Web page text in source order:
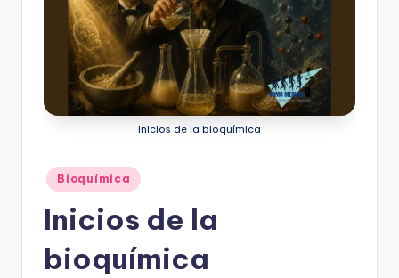
Inicios de la bioquímica
Publicado
en
Bioquímica
Inicios de la
bioquímica